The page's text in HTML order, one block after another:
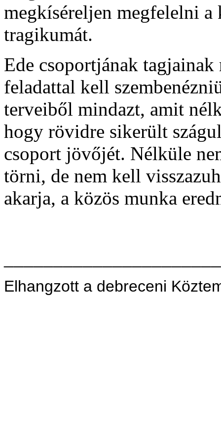
megkíséreljen megfelelni a
tragikumát.
Ede csoportjának
feladattal kell
terveiből mindazt, amit
hogy rövidre sikerült
csoport jövőjét. Nélküle
törni, de nem kell
akarja, a közös munka
Elhangzott a debreceni